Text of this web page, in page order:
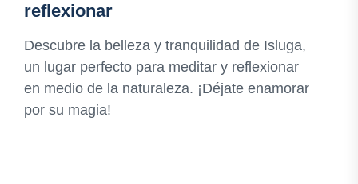
reflexionar
Descubre la belleza y tranquilidad de Isluga,
un lugar perfecto para meditar y reflexionar
en medio de la naturaleza. ¡Déjate enamorar
por su magia!